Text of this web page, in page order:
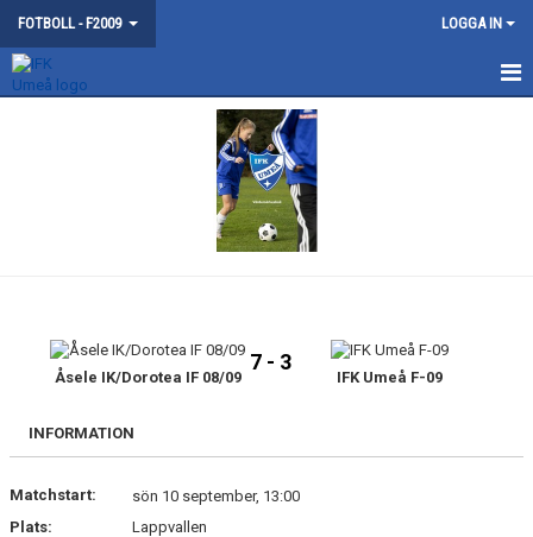
FOTBOLL - F2009 LOGGA IN
Åsele IK/Dorotea IF 08/09
7 - 3
IFK Umeå F-09
INFORMATION
Matchstart:
sön 10 september, 13:00
Plats:
Lappvallen